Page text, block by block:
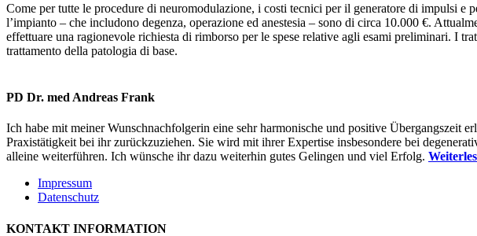
Come per tutte le procedure di neuromodulazione, i costi tecnici per il generatore di impulsi
l’impianto – che includono degenza, operazione ed anestesia – sono di circa 10.000 €.
effettuare una ragionevole richiesta di rimborso per le spese relative agli esami preliminari. I
trattamento della patologia di base.
PD Dr. med Andreas Frank
Ich habe mit meiner Wunschnachfolgerin eine sehr harmonische und positive Übergangszeit
Praxistätigkeit bei ihr zurückzuziehen. Sie wird mit ihrer Expertise insbesondere bei
alleine weiterführen. Ich wünsche ihr dazu weiterhin gutes Gelingen und viel Erfolg.
Impressum
Datenschutz
KONTAKT INFORMATION